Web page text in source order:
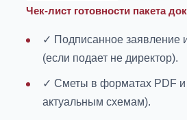
Чек-лист готовности пакета
✓ Подписанное заявление
(если подает не директор).
✓ Сметы в форматах PDF и
актуальным схемам).